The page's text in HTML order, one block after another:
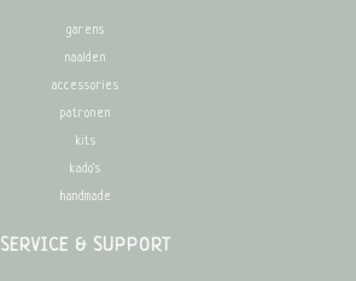
garens
naalden
accessories
patronen
kits
kado's
handmade
SERVICE & SUPPORT